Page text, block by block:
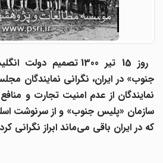
روز 15 تیر 1300
تصمیم دولت
جنوب» در ایران، نگرانی نمایندگان
نمایندگان از عدم امنیت تجارت و
سازمان «پلیس جنوب» و از سرنوشت
که در ایران باقی میماند ابراز نگرانی